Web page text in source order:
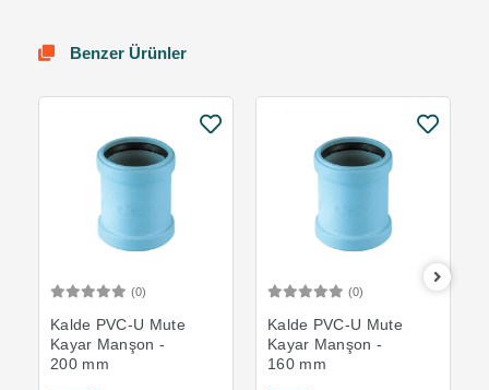
Benzer Ürünler
(0)
Kalde PVC-U Mute
Kayar Manşon -
200 mm
(0)
Kalde PVC-U Mute
Kayar Manşon -
160 mm